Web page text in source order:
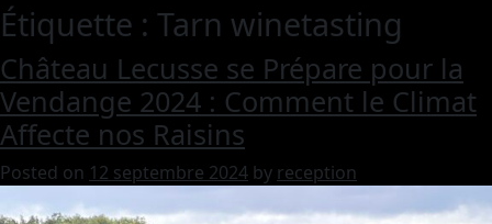
Étiquette : Tarn winetasting
Château Lecusse se Prépare pour la
Vendange 2024 : Comment le Climat
Affecte nos Raisins
Posted on 12 septembre 2024 by reception